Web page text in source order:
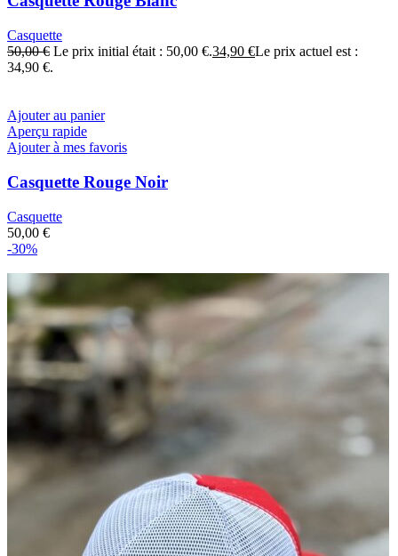
Casquette
50,00€ Le prix initial était : 50,00 €.34,90 €Le prix actuel est :
34,90 €.
Ajouter au panier
Aperçu rapide
Ajouter à mes favoris
Casquette Rouge Noir
Casquette
50,00 €
-30%